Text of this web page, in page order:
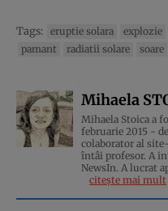
Tags: eruptie solara explozie
pamant
radiatii solare soare
Mihaela
Mihaela Stoica a
februarie 2015 -
colaborator al
întâi profesor. A
NewsIn. A lucrat
citește mai mult